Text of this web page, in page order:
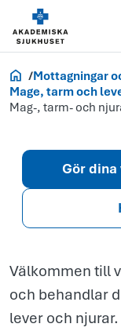
Akademiska.se
Mottagningar
Mage, tarm och
Mag-, tarm- och
Gör
Välkommen till
och behandlar
lever och